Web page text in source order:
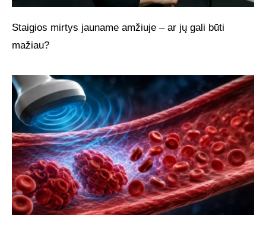
Staigios mirtys jauname amžiuje – ar jų gali būti
mažiau?